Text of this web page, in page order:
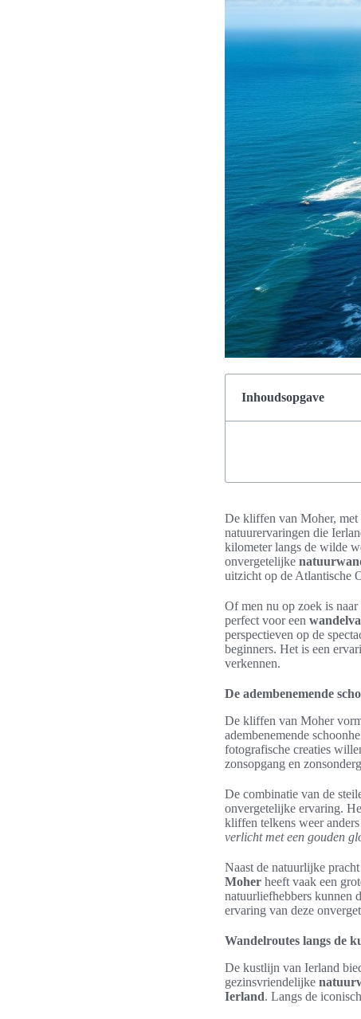
Inhoudsopgave
De kliffen van Moher, met
natuurervaringen die
kilometer langs de wilde
onvergetelijke
uitzicht op de Atlantische
Of men nu op zoek is
perfect voor een
perspectieven op de
beginners. Het is een
verkennen.
De adembenemende
De kliffen van Moher
adembenemende
fotografische creaties
zonsopgang en
De combinatie van de
onvergetelijke ervaring.
kliffen telkens weer anders
verlicht met een gouden
Naast de natuurlijke
Moher heeft vaak een
natuurliefhebbers kunnen
ervaring van deze
Wandelroutes langs de
De kustlijn van Ierland
gezinsvriendelijke
Ierland. Langs de